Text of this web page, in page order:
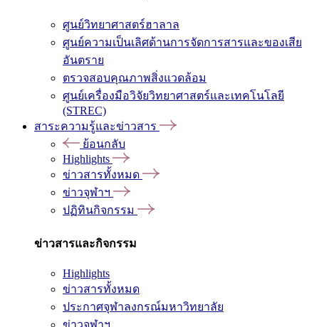
ศูนย์วิทยาศาสตร์ฮาลาล
ศูนย์ความเป็นเลิศด้านการจัดการสารและของเสีย
อันตราย
ตรวจสอบคุณภาพสิ่งแวดล้อม
ศูนย์เครื่องมือวิจัยวิทยาศาสตร์และเทคโนโลยี
(STREC)
สาระความรู้และข่าวสาร
ย้อนกลับ
Highlights
ข่าวสารทั้งหมด
ข่าวจุฬาฯ
ปฏิทินกิจกรรม
ข่าวสารและกิจกรรม
Highlights
ข่าวสารทั้งหมด
ประกาศจุฬาลงกรณ์มหาวิทยาลัย
ข่าวจุฬาฯ